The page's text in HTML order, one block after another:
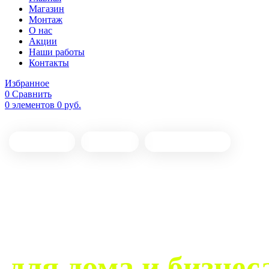
Магазин
Монтаж
О нас
Акции
Наши работы
Контакты
Избранное
0 Сравнить
0 элементов 0 руб.